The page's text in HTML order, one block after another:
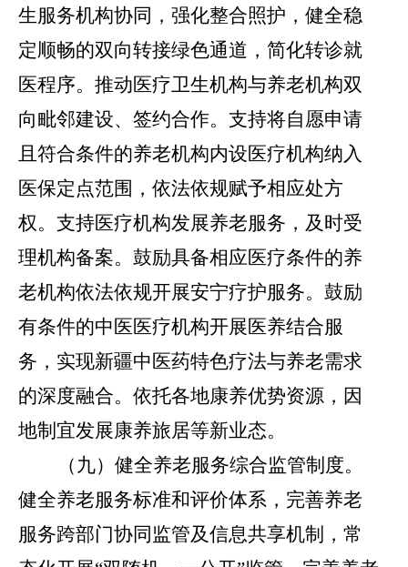
生服务机构协同，强化整合照护，健全稳
定顺畅的双向转接绿色通道，简化转诊就
医程序。推动医疗卫生机构与养老机构双
向毗邻建设、签约合作。支持将自愿申请
且符合条件的养老机构内设医疗机构纳入
医保定点范围，依法依规赋予相应处方
权。支持医疗机构发展养老服务，及时受
理机构备案。鼓励具备相应医疗条件的养
老机构依法依规开展安宁疗护服务。鼓励
有条件的中医医疗机构开展医养结合服
务，实现新疆中医药特色疗法与养老需求
的深度融合。依托各地康养优势资源，因
地制宜发展康养旅居等新业态。
（九）健全养老服务综合监管制度。
健全养老服务标准和评价体系，完善养老
服务跨部门协同监管及信息共享机制，常